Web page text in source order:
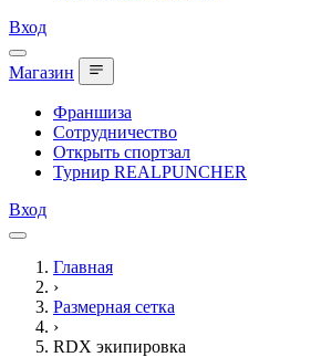
Вход
Магазин
Франшиза
Сотрудничество
Открыть спортзал
Турнир REALPUNCHER
Вход
Главная
›
Размерная сетка
›
RDX экипировка